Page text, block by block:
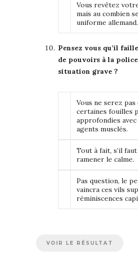
Vous revêtez
mais au combien
uniforme allemand.
Pensez vous qu’il
de pouvoirs à la police
situation grave ?
Vous ne serez
certaines fouilles
approfondies avec
agents musclés.
Tout à fait, s’il
ramener le calme.
Pas question, le
vaincra ces vils
réminiscences